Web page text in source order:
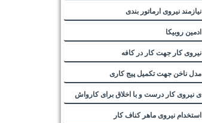
نیازمند نیروی ارماتور بندی
ادمین روبیکا
نیروی کار جهت کار در کافه
مدل ناخن جهت تکمیل پیج کاری
ی نیروی کار درست و با اخلاق برای کارواش
استخدام نیروی ماهر کناف کار